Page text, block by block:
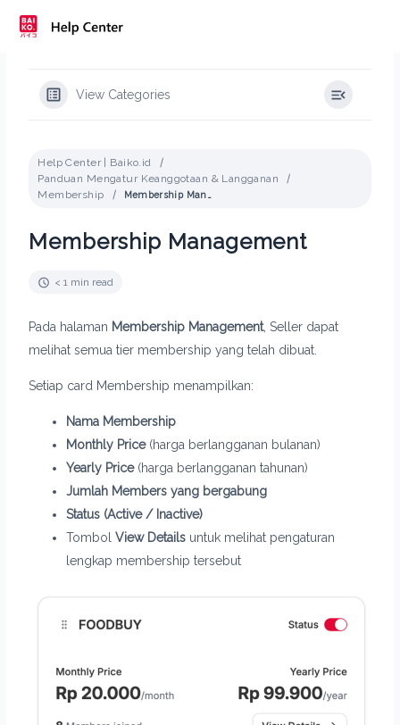
View Categories
Help Center | Baiko.id
Panduan Mengatur Keanggotaan & Langganan
Membership
Membership Management
Membership Management
< 1 min read
Pada halaman Membership Management, Seller dapat
melihat semua tier membership yang telah dibuat.
Setiap card Membership menampilkan:
Nama Membership
Monthly Price(harga berlangganan bulanan)
Yearly Price(harga berlangganan tahunan)
Jumlah Members yang bergabung
Status (Active / Inactive)
TombolView Details untuk melihat pengaturan
lengkap membership tersebut